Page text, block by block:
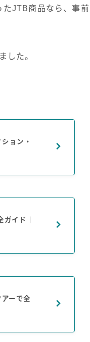
たJTB商品なら、事前
した。
ョン・
イド｜
ーで全